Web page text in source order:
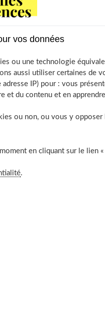
Puis comprimez
un médecin. En
vos données
ou une technologie
aussi utiliser certaines de
IP) pour : vous
et du contenu et en
ou non, ou vous y opposer
en cliquant sur le lien «
.